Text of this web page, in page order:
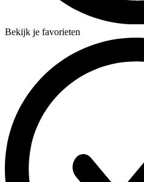
Bekijk je favorieten